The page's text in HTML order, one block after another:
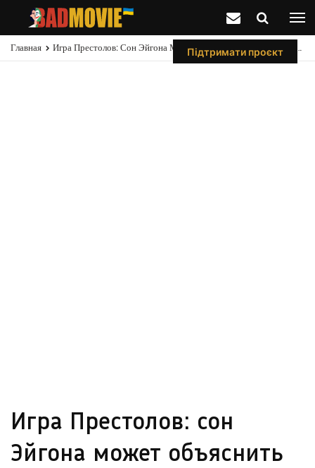
Підтримати проєкт
Главная Игра Престолов: Сон Эйгона Может Объяснить Одну Из Самых Старых Загадок
Игра Престолов: сон
Эйгона может объяснить